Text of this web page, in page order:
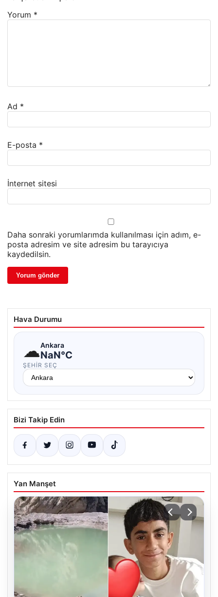
Yorum *
Ad *
E-posta *
İnternet sitesi
Daha sonraki yorumlarımda kullanılması için adım, e-
posta adresim ve site adresim bu tarayıcıya
kaydedilsin.
Hava Durumu
☁Ankara
NaN°C
ŞEHIR SEÇ
Bizi Takip Edin
Yan Manşet